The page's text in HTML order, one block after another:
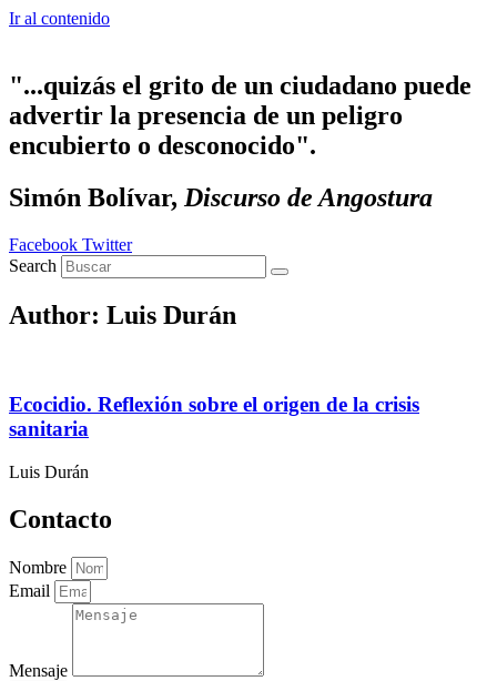
Ir al contenido
"...quizás el grito de un ciudadano puede
advertir la presencia de un peligro
encubierto o desconocido".
Simón Bolívar, Discurso de Angostura
Facebook Twitter
Search
Author: Luis Durán
Ecocidio. Reflexión sobre el origen de la crisis
sanitaria
Luis Durán
Contacto
Nombre
Email
Mensaje